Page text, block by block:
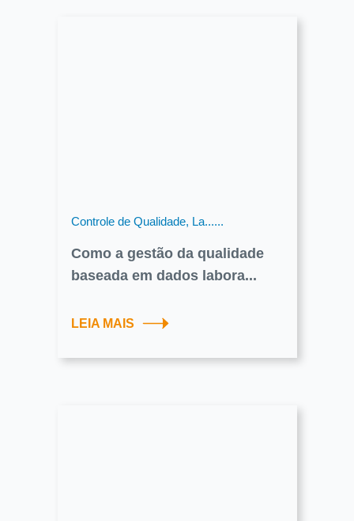
Controle de Qualidade, La......
Como a gestão da qualidade
baseada em dados labora...
LEIA MAIS